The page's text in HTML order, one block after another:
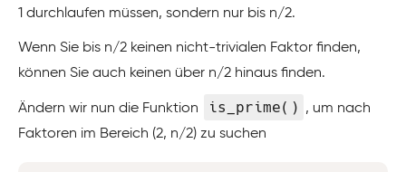
1 durchlaufen müssen, sondern nur bis n/2.
Wenn Sie bis n/2 keinen nicht-trivialen Faktor finden,
können Sie auch keinen über n/2 hinaus finden.
Ändern wir nun die Funktion is_prime()
, um nach
Faktoren im Bereich (2, n/2) zu suchen